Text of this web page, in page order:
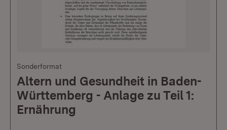
Sonderformat
Altern und Gesundheit in Baden-
Württemberg - Anlage zu Teil 1:
Ernährung